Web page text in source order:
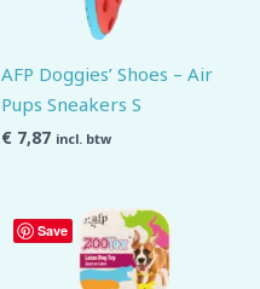
AFP Doggies’ Shoes – Air
Pups Sneakers S
€ 7,87 incl. btw
Save